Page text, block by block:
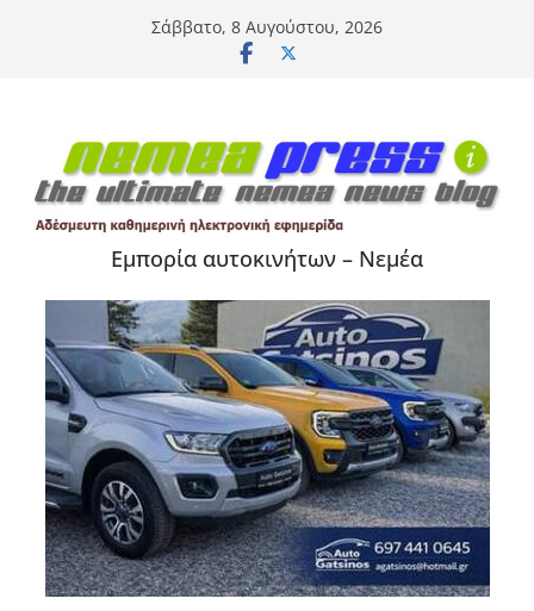
Σάββατο, 8 Αυγούστου, 2026
Εμπορία αυτοκινήτων – Νεμέα